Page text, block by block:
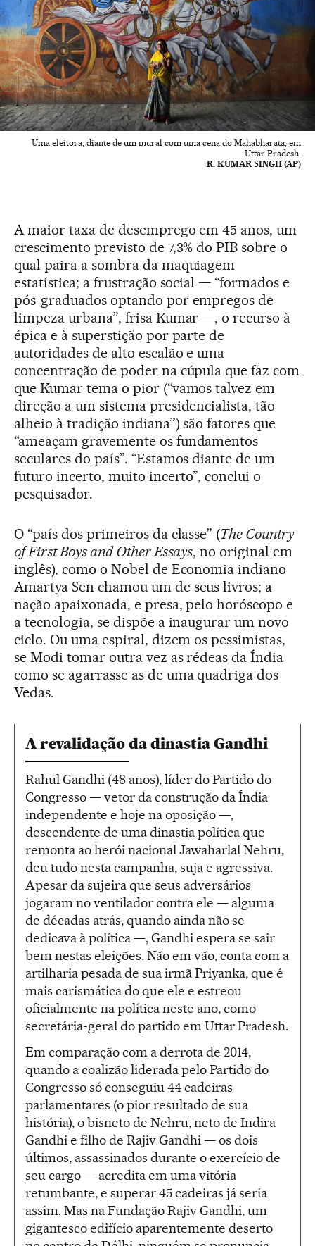
Uma eleitora, diante de um mural com uma cena do Mahabharata, em
Uttar Pradesh.
R. KUMAR SINGH (AP)
A maior taxa de desemprego em 45 anos, um
crescimento previsto de 7,3% do PIB sobre o
qual paira a sombra da maquiagem
estatística; a frustração social — “formados e
pós-graduados optando por empregos de
limpeza urbana”, frisa Kumar —, o recurso à
épica e à superstição por parte de
autoridades de alto escalão e uma
concentração de poder na cúpula que faz com
que Kumar tema o pior (“vamos talvez em
direção a um sistema presidencialista, tão
alheio à tradição indiana”) são fatores que
“ameaçam gravemente os fundamentos
seculares do país”. “Estamos diante de um
futuro incerto, muito incerto”, conclui o
pesquisador.
O “país dos primeiros da classe” (The Country
of First Boys and Other Essays, no original em
inglês), como o Nobel de Economia indiano
Amartya Sen chamou um de seus livros; a
nação apaixonada, e presa, pelo horóscopo e
a tecnologia, se dispõe a inaugurar um novo
ciclo. Ou uma espiral, dizem os pessimistas,
se Modi tomar outra vez as rédeas da Índia
como se agarrasse as de uma quadriga dos
Vedas.
A revalidação da dinastia Gandhi
Rahul Gandhi (48 anos), líder do Partido do
Congresso — vetor da construção da Índia
independente e hoje na oposição —,
descendente de uma dinastia política que
remonta ao herói nacional Jawaharlal Nehru,
deu tudo nesta campanha, suja e agressiva.
Apesar da sujeira que seus adversários
jogaram no ventilador contra ele — alguma
de décadas atrás, quando ainda não se
dedicava à política —, Gandhi espera se sair
bem nestas eleições. Não em vão, conta com a
artilharia pesada de sua irmã Priyanka, que é
mais carismática do que ele e estreou
oficialmente na política neste ano, como
secretária-geral do partido em Uttar Pradesh.
Em comparação com a derrota de 2014,
quando a coalizão liderada pelo Partido do
Congresso só conseguiu 44 cadeiras
parlamentares (o pior resultado de sua
história), o bisneto de Nehru, neto de Indira
Gandhi e filho de Rajiv Gandhi — os dois
últimos, assassinados durante o exercício de
seu cargo — acredita em uma vitória
retumbante, e superar 45 cadeiras já seria
assim. Mas na Fundação Rajiv Gandhi, um
gigantesco edifício aparentemente deserto